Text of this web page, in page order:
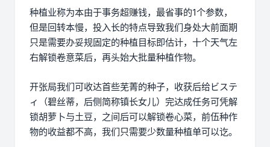
种植业称为本由于事务超赚钱，最省事的1个参数，
但是回转本慢，投入长的特点导致我们身处大前面期
只是需要办妥规固定的种植目标即估计，十个天气左
右解锁卷意菜后，再头始大批量种植作物。
开张局我们可收达首些芜菁的种子，收获后给ビステ
ィ（碧丝蒂，后侧简称镇长女儿）完达成任务可凭解
锁胡萝卜与土豆，之间后可以解锁卷心菜，前伍种作
物的收益都不高，我们只需要少数量种植单可以讫。